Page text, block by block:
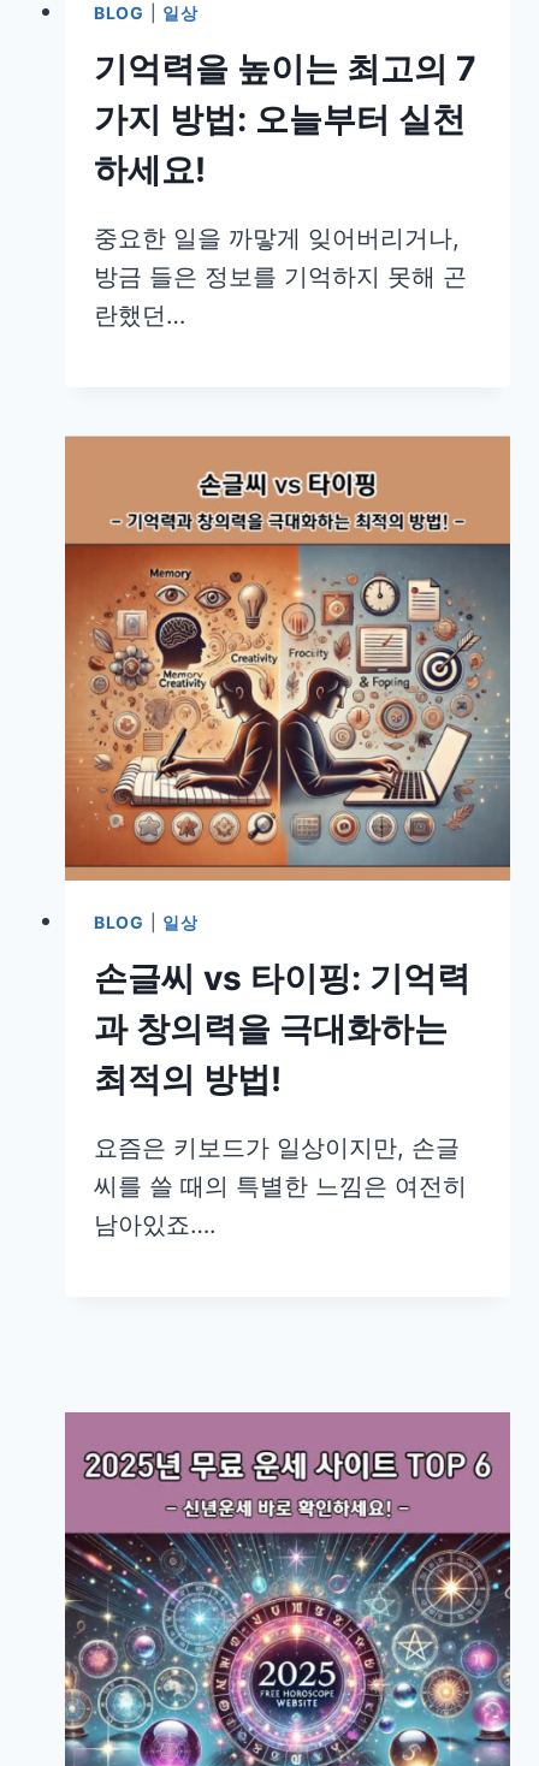
BLOG 일상
기억력을 높이는 최고의 7
가지 방법: 오늘부터 실천
하세요!
중요한 일을 까맣게 잊어버리거나,
방금 들은 정보를 기억하지 못해 곤
란했던…
BLOG 일상
손글씨 vs 타이핑: 기억력
과 창의력을 극대화하는
최적의 방법!
요즘은 키보드가 일상이지만, 손글
씨를 쓸 때의 특별한 느낌은 여전히
남아있죠….